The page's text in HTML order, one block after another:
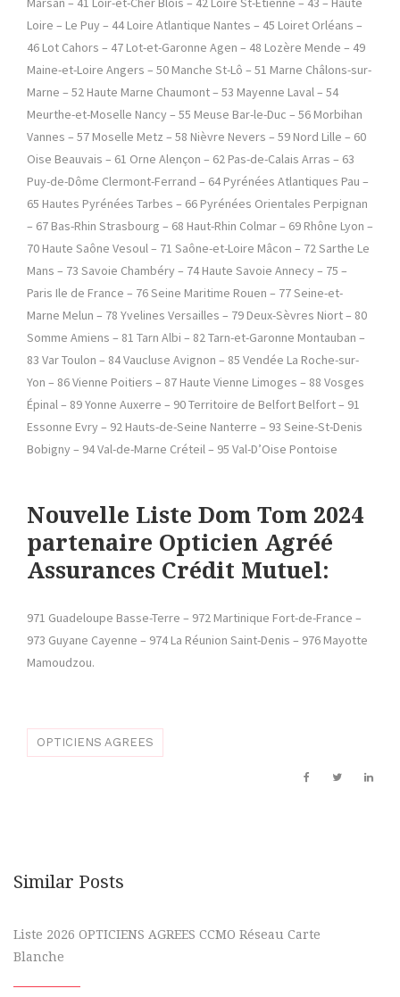
Loire – Le Puy – 44 Loire Atlantique Nantes – 45 Loiret Orléans –
46 Lot Cahors – 47 Lot-et-Garonne Agen – 48 Lozère Mende – 49
Maine-et-Loire Angers – 50 Manche St-Lô – 51 Marne Châlons-sur-
Marne – 52 Haute Marne Chaumont – 53 Mayenne Laval – 54
Meurthe-et-Moselle Nancy – 55 Meuse Bar-le-Duc – 56 Morbihan
Vannes – 57 Moselle Metz – 58 Nièvre Nevers – 59 Nord Lille – 60
Oise Beauvais – 61 Orne Alençon – 62 Pas-de-Calais Arras – 63
Puy-de-Dôme Clermont-Ferrand – 64 Pyrénées Atlantiques Pau –
65 Hautes Pyrénées Tarbes – 66 Pyrénées Orientales Perpignan
– 67 Bas-Rhin Strasbourg – 68 Haut-Rhin Colmar – 69 Rhône Lyon –
70 Haute Saône Vesoul – 71 Saône-et-Loire Mâcon – 72 Sarthe Le
Mans – 73 Savoie Chambéry – 74 Haute Savoie Annecy – 75 –
Paris Ile de France – 76 Seine Maritime Rouen – 77 Seine-et-
Marne Melun – 78 Yvelines Versailles – 79 Deux-Sèvres Niort – 80
Somme Amiens – 81 Tarn Albi – 82 Tarn-et-Garonne Montauban –
83 Var Toulon – 84 Vaucluse Avignon – 85 Vendée La Roche-sur-
Yon – 86 Vienne Poitiers – 87 Haute Vienne Limoges – 88 Vosges
Épinal – 89 Yonne Auxerre – 90 Territoire de Belfort Belfort – 91
Essonne Evry – 92 Hauts-de-Seine Nanterre – 93 Seine-St-Denis
Bobigny – 94 Val-de-Marne Créteil – 95 Val-D’Oise Pontoise
Nouvelle Liste Dom Tom 2024
partenaire Opticien Agréé
Assurances Crédit Mutuel:
971 Guadeloupe Basse-Terre – 972 Martinique Fort-de-France –
973 Guyane Cayenne – 974 La Réunion Saint-Denis – 976 Mayotte
Mamoudzou.
OPTICIENS AGREES
Similar Posts
Liste 2026 OPTICIENS AGREES CCMO Réseau Carte
Blanche